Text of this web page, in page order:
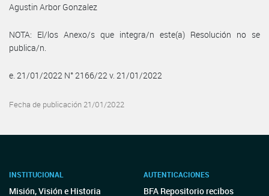
Agustin Arbor Gonzalez
NOTA: El/los Anexo/s que integra/n este(a) Resolución no se
publica/n.
e. 21/01/2022 N° 2166/22 v. 21/01/2022
Fecha de publicación 21/01/2022
INSTITUCIONAL
Misión, Visión e Historia
AUTENTICACIONES
BFA Repositorio recibos